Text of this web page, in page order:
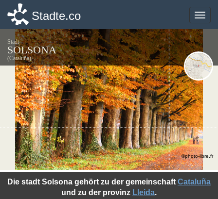
Toggle
Stadte.co
Stadt
SOLSONA
(Cataluña)
Die stadt Solsona gehört zu der gemeinschaft Cataluña
und zu der provinz Lleida.
©photo-libre.fr
Toggle
Stadte.co